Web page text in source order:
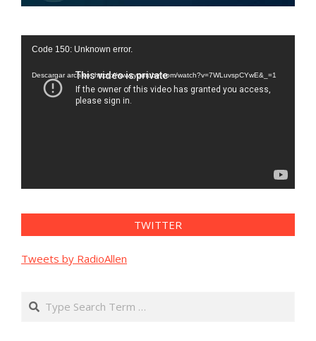
Reproductor
vídeo
Code 150: Unknown error.
Descargar archivo: https://www.youtube.com/watch?v=7WLuvspCYwE&_=1
TWITTER
Tweets by RadioAllen
Search